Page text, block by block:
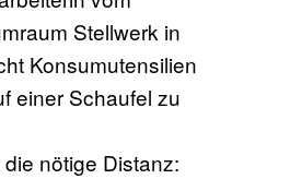
nötige Distanz: